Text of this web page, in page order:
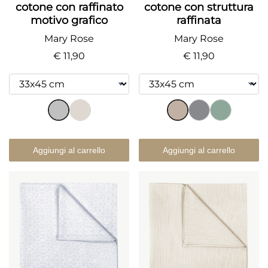
cotone con raffinato
motivo grafico
Mary Rose
€ 11,90
Aggiungi al carrello
cotone con struttura
raffinata
Mary Rose
€ 11,90
Aggiungi al carrello